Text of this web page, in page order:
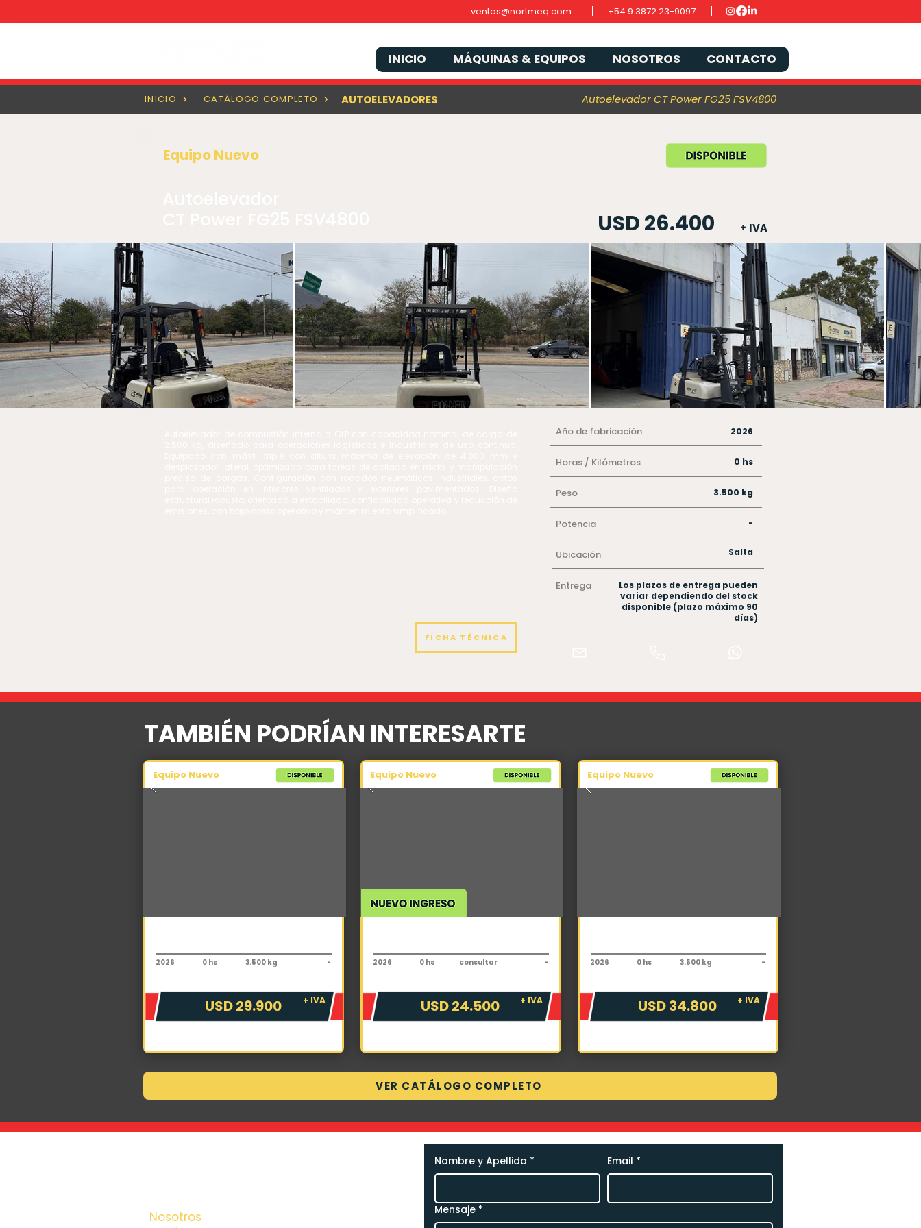
ventas@nortmeq.com +54 9 3872 23-9097
INICIO MÁQUINAS & EQUIPOS NOSOTROS CONTACTO
INICIO CATÁLOGO COMPLETO Autoelevador CT Power FG25 FSV4800
AUTOELEVADORES
Equipo Nuevo
+ IVA
USD 26.400
FICHA TÉCNICA
Año de fabricación
Horas / Kilómetros
Peso
Potencia
Ubicación
Entrega
2026
0 hs
3.500 kg
-
Salta
Los plazos de entrega pueden
variar dependiendo del stock
disponible (plazo máximo 90
días)
TAMBIÉN PODRÍAN INTERESARTE
Equipo Nuevo
2026 0 hs 3.500 kg -
USD 29.900 + IVA
Equipo Nuevo
2026 0 hs consultar -
USD 24.500 + IVA
Equipo Nuevo
2026 0 hs 3.500 kg -
USD 34.800 + IVA
VER CATÁLOGO COMPLETO
Nombre y Apellido * Email *
Mensaje *
Nosotros